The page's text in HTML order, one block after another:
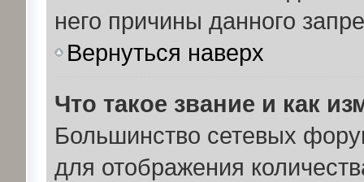
него причины данного
Вернуться наверх
Что такое звание и как
Большинство сетевых
для отображения